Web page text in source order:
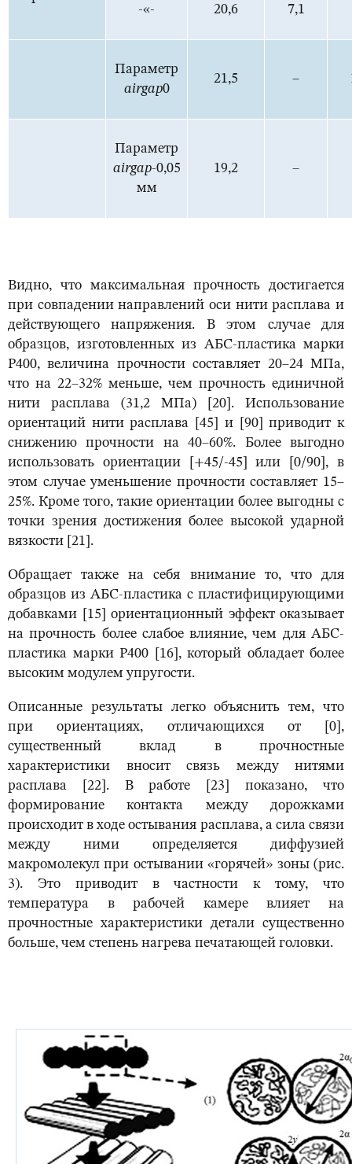
-«-
20,6 7,1
Параметр
аirgap0
21,5 –
Параметр
аirgap-0,05
мм
19,2 –
Видно, что максимальная прочность достигается
при совпадении направлений оси нити расплава и
действующего напряжения. В этом случае для
образцов, изготовленных из АБС-пластика марки
Р400, величина прочности составляет 20–24 МПа,
что на 22–32% меньше, чем прочность единичной
нити расплава (31,2 МПа) [20]. Использование
ориентаций нити расплава [45] и [90] приводит к
снижению прочности на 40–60%. Более выгодно
использовать ориентации [+45/-45] или [0/90], в
этом случае уменьшение прочности составляет 15–
25%. Кроме того, такие ориентации более выгодны с
точки зрения достижения более высокой ударной
вязкости [21].
Обращает также на себя внимание то, что для
образцов из АБС-пластика с пластифицирующими
добавками [15] ориентационный эффект оказывает
на прочность более слабое влияние, чем для АБС-
пластика марки Р400 [16], который обладает более
высоким модулем упругости.
Описанные результаты легко объяснить тем, что
при ориентациях, отличающихся от [0],
существенный вклад в прочностные
характеристики вносит связь между нитями
расплава [22]. В работе [23] показано, что
формирование контакта между дорожками
происходит в ходе остывания расплава, а сила связи
между ними определяется диффузией
макромолекул при остывании «горячей» зоны (рис.
3). Это приводит в частности к тому, что
температура в рабочей камере влияет на
прочностные характеристики детали существенно
больше, чем степень нагрева печатающей головки.